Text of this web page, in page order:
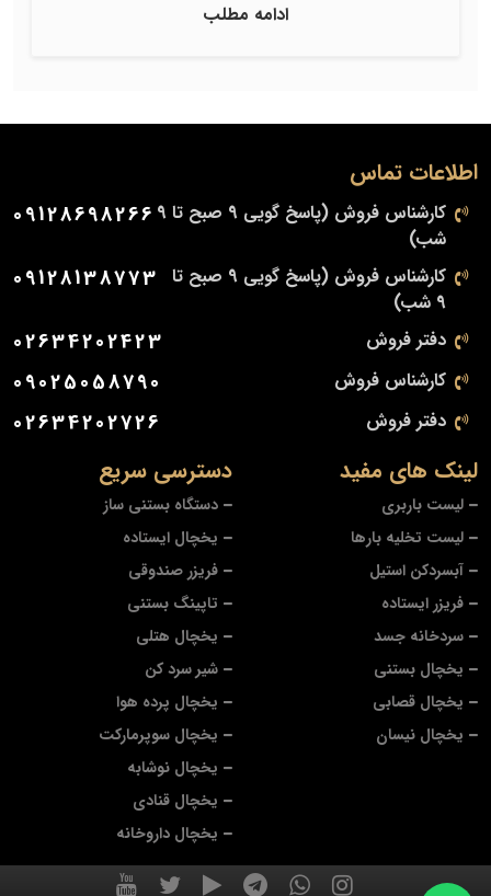
ادامه مطلب
دسترسی سریع
دستگاه بستنی ساز
یخچال ایستاده
فریزر صندوقی
تاپینگ بستنی
یخچال هتلی
شیر سرد کن
یخچال پرده هوا
یخچال سوپرمارکت
یخچال نوشابه
یخچال قنادی
یخچال داروخانه
لینک های مفید
لیست باربری
لیست تخلیه بارها
آبسردکن استیل
فریزر ایستاده
سردخانه جسد
یخچال بستنی
یخچال قصابی
یخچال نیسان
اطلاعات تماس
کارشناس فروش (پاسخ گویی 9 صبح تا 9
شب)
09128698266
کارشناس فروش (پاسخ گویی 9 صبح تا
9 شب)
09128138773
دفتر فروش 02634202423
کارشناس فروش 09025058790
دفتر فروش 02634202726